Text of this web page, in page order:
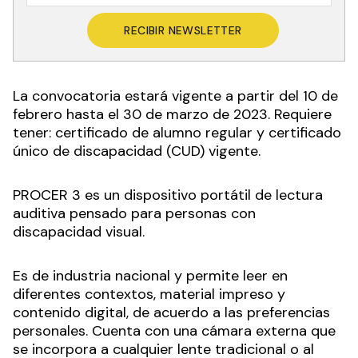
RECIBIR NEWSLETTER
La convocatoria estará vigente a partir del 10 de
febrero hasta el 30 de marzo de 2023. Requiere
tener: certificado de alumno regular y certificado
único de discapacidad (CUD) vigente.
PROCER 3 es un dispositivo portátil de lectura
auditiva pensado para personas con
discapacidad visual.
Es de industria nacional y permite leer en
diferentes contextos, material impreso y
contenido digital, de acuerdo a las preferencias
personales. Cuenta con una cámara externa que
se incorpora a cualquier lente tradicional o al